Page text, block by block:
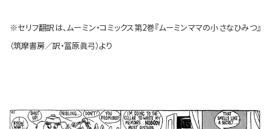
※セリフ翻訳は、ムーミン・コミックス第2巻『ムーミンママの小さなひみつ』
（筑摩書房／訳・冨原眞弓）より